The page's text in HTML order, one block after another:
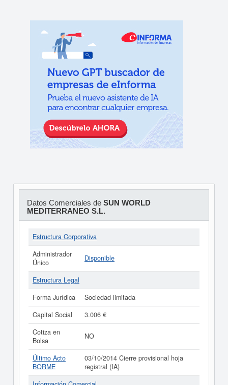
Datos Comerciales de SUN WORLD
MEDITERRANEO S.L.
Estructura Corporativa
Administrador
Único
Disponible
Estructura Legal
Forma Jurídica
Sociedad limitada
Capital Social
3.006 €
Cotiza en
Bolsa
NO
Último Acto
BORME
03/10/2014 Cierre provisional hoja
registral (IA)